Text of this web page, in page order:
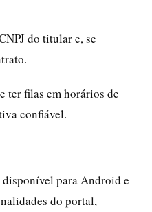
do titular e, se
ter filas em horários de
confiável.
para Android e
do portal,